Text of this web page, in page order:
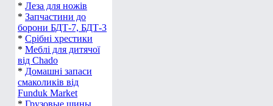
* Леза для ножів
* Запчастини до
борони БДТ-7, БДТ-3
* Срібні хрестики
* Меблі для дитячої
від Chado
* Домашні запаси
смаколиків від
Funduk Market
* Грузовые шины